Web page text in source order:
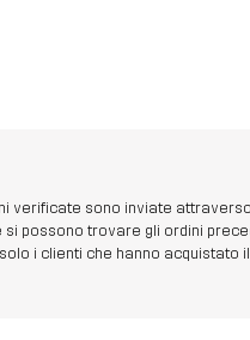
verificate sono inviate
si possono trovare gli ordini
i clienti che hanno acquistato